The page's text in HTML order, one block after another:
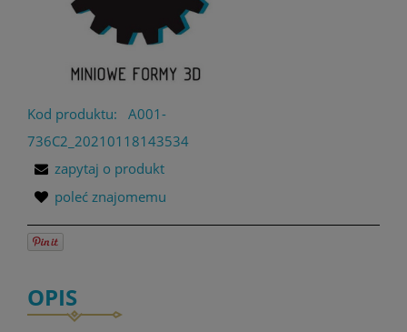
Kod produktu:
A001-
736C2_20210118143534
zapytaj o produkt
poleć znajomemu
OPIS